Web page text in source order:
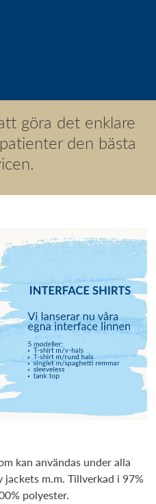
göra det enklare
den bästa
kan användas under alla
m.m. Tillverkad i 97%
polyester.